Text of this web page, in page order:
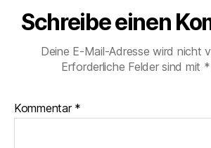
Schreibe einen
Deine E-Mail-Adresse wird nicht
Erforderliche Felder sind mit *
Kommentar *